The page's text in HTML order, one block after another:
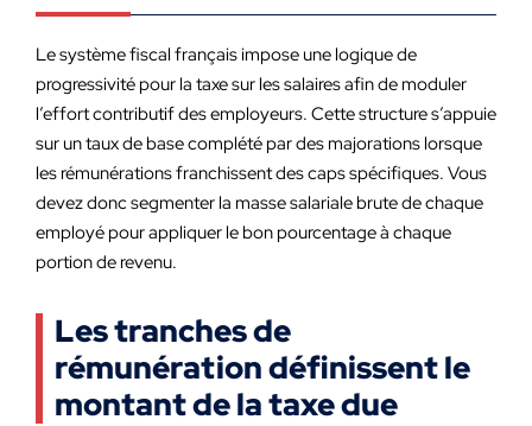
Le système fiscal français impose une logique de
progressivité pour la taxe sur les salaires afin de moduler
l’effort contributif des employeurs. Cette structure s’appuie
sur un taux de base complété par des majorations lorsque
les rémunérations franchissent des caps spécifiques. Vous
devez donc segmenter la masse salariale brute de chaque
employé pour appliquer le bon pourcentage à chaque
portion de revenu.
Les tranches de
rémunération définissent le
montant de la taxe due